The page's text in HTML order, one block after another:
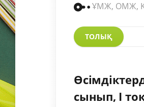
ҰМЖ, ОМЖ,
ТОЛЫҚ
сынып, I